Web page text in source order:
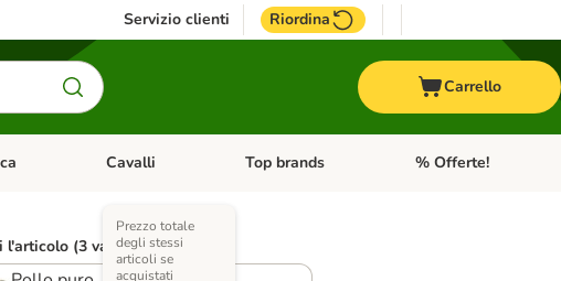
Servizio clienti Riordina
Carrello
Uccelli Apri Menu Categoria: Acquaristica
Cavalli Apri Menu Categoria: Cavalli
Top brands Apri Menu Categoria:
% Offerte!
l'articolo (3 varianti)
Prezzo totale
degli stessi
articoli se
acquistati